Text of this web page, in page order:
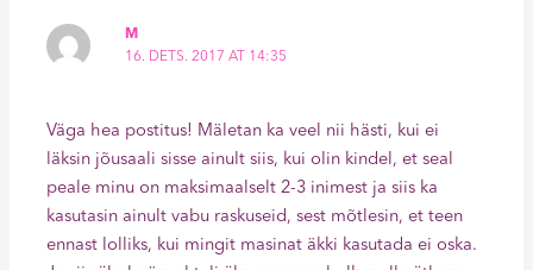
M
16. DETS. 2017 AT 14:35
Väga hea postitus! Mäletan ka veel nii hästi, kui ei
läksin jõusaali sisse ainult siis, kui olin kindel, et seal
peale minu on maksimaalselt 2-3 inimest ja siis ka
kasutasin ainult vabu raskuseid, sest mõtlesin, et teen
ennast lolliks, kui mingit masinat äkki kasutada ei oska.